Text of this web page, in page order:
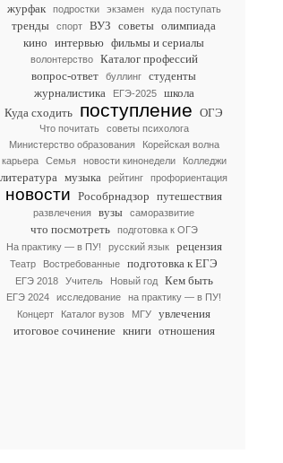
журфак
подростки экзамен куда поступать
тренды спорт ВУЗ советы олимпиада
кино интервью фильмы и сериалы
волонтерство
Каталог профессий
вопрос-ответ
буллинг
студенты
журналистика
ЕГЭ-2025
школа
Куда сходить поступление ОГЭ
Что почитать
советы психолога
Министерство образования
Корейская волна
карьера
Семья новости кинонедели Колледжи
литература музыка рейтинг профориентация
новости Рособрнадзор путешествия
развлечения вузы саморазвитие
что посмотреть
подготовка к ОГЭ
На практику — в ПУ!
русский язык рецензия
Театр Востребованные подготовка к ЕГЭ
ЕГЭ 2018 Учитель Новый год Кем быть
ЕГЭ 2024 исследование
на практику — в ПУ!
Концерт
Каталог вузов МГУ
увлечения
итоговое сочинение книги отношения